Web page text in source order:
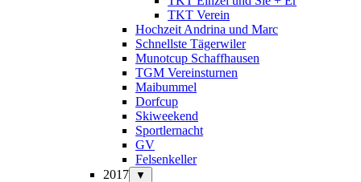
TKT Verein
Hochzeit Andrina und Marc
Schnellste Tägerwiler
Munotcup Schaffhausen
TGM Vereinsturnen
Maibummel
Dorfcup
Skiweekend
Sportlernacht
GV
Felsenkeller
2017
▼